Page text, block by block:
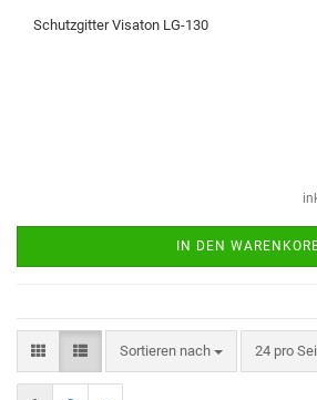
Schutzgitter Visaton LG-130
IN DEN
Sortieren nach 24 pro